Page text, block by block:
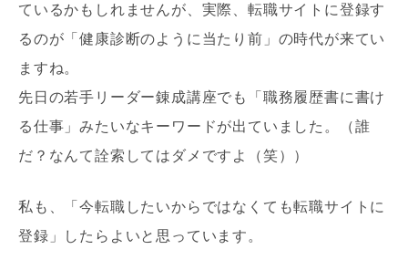
ているかもしれませんが、実際、転職サイトに登録す
るのが「健康診断のように当たり前」の時代が来てい
ますね。
先日の若手リーダー錬成講座でも「職務履歴書に書け
る仕事」みたいなキーワードが出ていました。（誰
だ？なんて詮索してはダメですよ（笑））
私も、「今転職したいからではなくても転職サイトに
登録」したらよいと思っています。